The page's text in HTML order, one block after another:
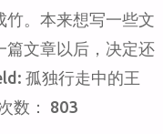
竹。本来想写一些文
篇文章以后，决定还
孤独行走中的王
数： 803